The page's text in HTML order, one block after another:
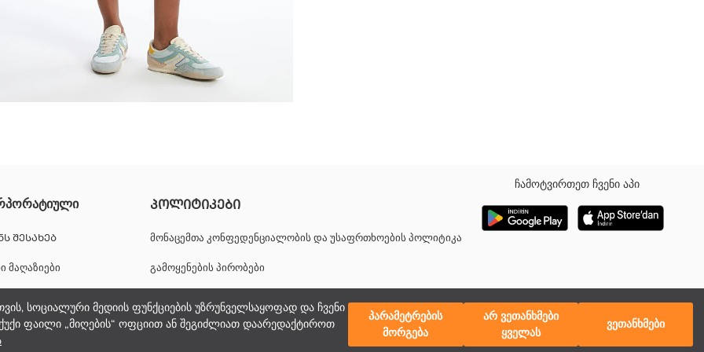
სოციალური მედიის ფუნქციების უზრუნველსაყოფად და ჩვენი
ფაილი „მიღების“ ოფციით ან შეგიძლიათ დაარედაქტიროთ
პარამეტრების
მორგება
არ ვეთანხმები
ყველას
ვეთანხმები
ᲨᲔᲡᲐᲮᲔᲑ
მაღაზიები
მხარდაჭერა
ᲞᲝᲚᲘᲢᲘᲙᲔᲑᲘ
მონაცემთა კონფედენციალობის და უსაფრთხოების პოლიტიკა
გამოყენების პირობები
ჩამოტვირთეთ ჩვენი აპი